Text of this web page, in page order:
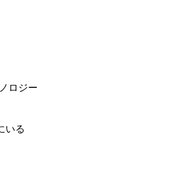
ロジー
いる